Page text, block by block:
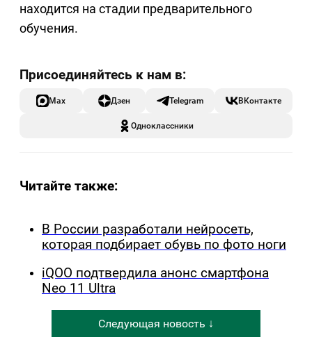
находится на стадии предварительного
обучения.
Max Дзен Telegram ВКонтакте
Одноклассники
Читайте также:
В России разработали нейросеть,
которая подбирает обувь по фото ноги
iQOO подтвердила анонс смартфона
Neo 11 Ultra
Следующая новость ↓